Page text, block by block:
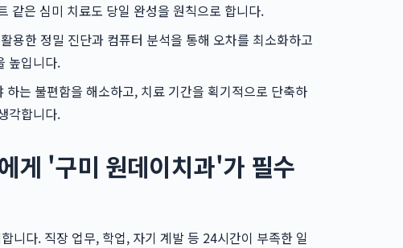
같은 심미 치료도 당일 완성을 원칙으로 합니다.
용한 정밀 진단과 컴퓨터 분석을 통해 오차를 최소화하고
높입니다.
하는 불편함을 해소하고, 치료 기간을 획기적으로 단축하
각합니다.
게 '구미 원데이치과'가 필수
니다. 직장 업무, 학업, 자기 계발 등 24시간이 부족한 일